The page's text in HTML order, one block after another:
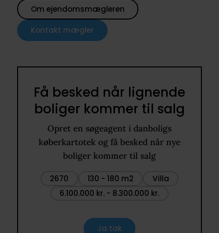
Om ejendomsmægleren
Kontakt mægler
Få besked når lignende
boliger kommer til salg
Opret en søgeagent i danboligs
køberkartotek og få besked når nye
boliger kommer til salg
2670 130 - 180 m2
Villa
6.100.000 kr. - 8.300.000 kr.
Ja tak